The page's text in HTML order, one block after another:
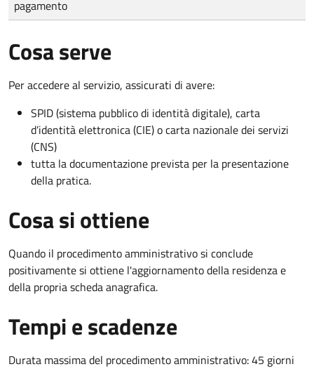
pagamento
Cosa serve
Per accedere al servizio, assicurati di avere:
SPID (sistema pubblico di identità digitale), carta
d’identità elettronica (CIE) o carta nazionale dei servizi
(CNS)
tutta la documentazione prevista per la presentazione
della pratica.
Cosa si ottiene
Quando il procedimento amministrativo si conclude
positivamente si ottiene l'aggiornamento della residenza e
della propria scheda anagrafica.
Tempi e scadenze
Durata massima del procedimento amministrativo: 45 giorni